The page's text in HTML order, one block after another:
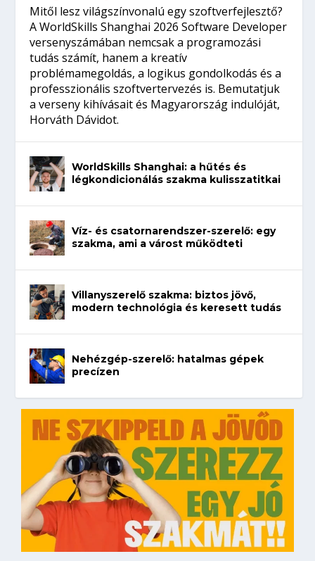
Mitől lesz világszínvonalú egy szoftverfejlesztő?
A WorldSkills Shanghai 2026 Software Developer
versenyszámában nemcsak a programozási
tudás számít, hanem a kreatív
problémamegoldás, a logikus gondolkodás és a
professzionális szoftvertervezés is. Bemutatjuk
a verseny kihívásait és Magyarország indulóját,
Horváth Dávidot.
WorldSkills Shanghai: a hűtés és
légkondicionálás szakma kulisszatitkai
Víz- és csatornarendszer-szerelő: egy
szakma, ami a várost működteti
Villanyszerelő szakma: biztos jövő,
modern technológia és keresett tudás
Nehézgép-szerelő: hatalmas gépek
precízen